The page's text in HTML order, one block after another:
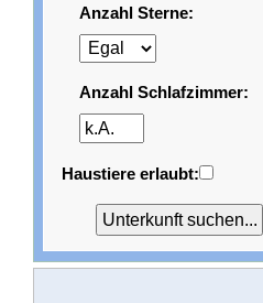
Anzahl Sterne:
Anzahl Schlafzimmer:
Haustiere erlaubt: